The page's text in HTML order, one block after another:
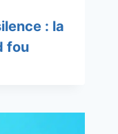
: la
fou